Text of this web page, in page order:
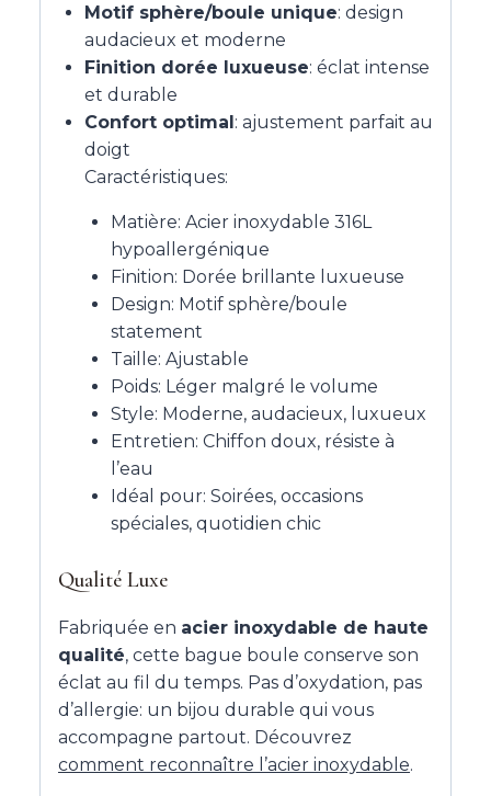
Motif sphère/boule unique: design
audacieux et moderne
Finition dorée luxueuse: éclat intense
et durable
Confort optimal: ajustement parfait au
doigt
Caractéristiques:
Matière: Acier inoxydable 316L
hypoallergénique
Finition: Dorée brillante luxueuse
Design: Motif sphère/boule
statement
Taille: Ajustable
Poids: Léger malgré le volume
Style: Moderne, audacieux, luxueux
Entretien: Chiffon doux, résiste à
l’eau
Idéal pour: Soirées, occasions
spéciales, quotidien chic
Qualité Luxe
Fabriquée en acier inoxydable de haute
qualité, cette bague boule conserve son
éclat au fil du temps. Pas d’oxydation, pas
d’allergie: un bijou durable qui vous
accompagne partout. Découvrez
comment reconnaître l’acier inoxydable.